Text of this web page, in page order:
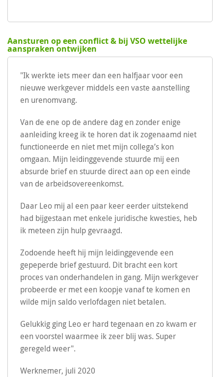
Aansturen op een conflict & bij VSO wettelijke
aanspraken ontwijken
"Ik werkte iets meer dan een halfjaar voor een
nieuwe werkgever middels een vaste aanstelling
en urenomvang.
Van de ene op de andere dag en zonder enige
aanleiding kreeg ik te horen dat ik zogenaamd niet
functioneerde en niet met mijn collega’s kon
omgaan. Mijn leidinggevende stuurde mij een
absurde brief en stuurde direct aan op een einde
van de arbeidsovereenkomst.
Daar Leo mij al een paar keer eerder uitstekend
had bijgestaan met enkele juridische kwesties, heb
ik meteen zijn hulp gevraagd.
Zodoende heeft hij mijn leidinggevende een
gepeperde brief gestuurd. Dit bracht een kort
proces van onderhandelen in gang. Mijn werkgever
probeerde er met een koopje vanaf te komen en
wilde mijn saldo verlofdagen niet betalen.
Gelukkig ging Leo er hard tegenaan en zo kwam er
een voorstel waarmee ik zeer blij was. Super
geregeld weer".
Werknemer, juli 2020